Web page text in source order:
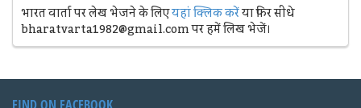
भारत वार्ता पर लेख भेजने के लिएयहां क्लिक करेंया फिर सीधे
bharatvarta1982@gmail.com पर हमें लिख भेजें।